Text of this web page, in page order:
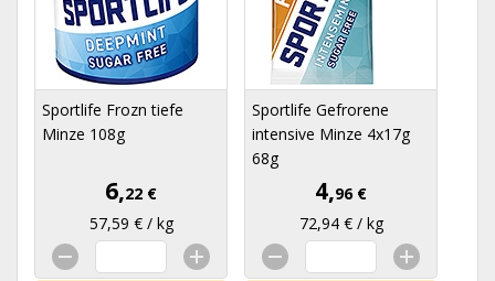
Sportlife Frozn tiefe
Minze 108g
6,22 €
57,59 € / kg
Sportlife Gefrorene
intensive Minze 4x17g
68g
4,96 €
72,94 € / kg